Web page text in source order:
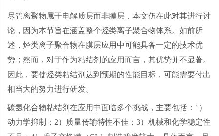
尽管离聚物属于电解质层而非膜层，本文仍在此对其进行讨
论，因为本节旨在涵盖整个烃类离子聚合物体系。如前所
述，烃类离子聚合物在膜层应用中可能具备一定的技术优
势；然而，对于作为粘结剂的应用而言，其优势并不显著。
因此，要使烃类粘结剂达到预期的性能目标，可能需要付出
相当大的努力进行研发。
碳氢化合物粘结剂在应用中面临多个挑战，主要包括： 1 ）
动力学抑制； 2）质量传输特性不佳； 3）机械和化学稳定性